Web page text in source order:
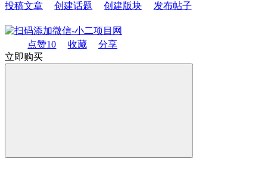
投稿文章 创建话题 创建版块 发布帖子
点赞10 收藏
分享
立即购买